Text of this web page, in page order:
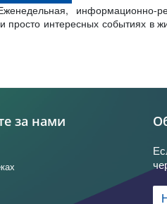
информационно-
интересных событиях в
за нами